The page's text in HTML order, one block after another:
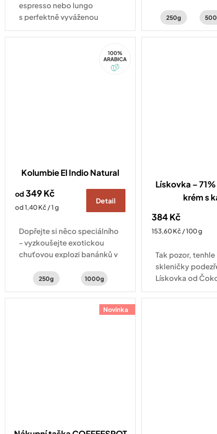
espresso nebo lungo
s perfektně vyváženou
chutí ořechů a čokolády.
Kompatibilní se všemi druhy
jasmínu.
250g
Arabica
Kolumbie El Indio Natural
od 349 Kč
Měrná
od 1,40 Kč / 1 g
Detail
Dopřejte si něco speciálního
- vyzkoušejte exotickou
chuťovou explozi banánků v
pomeranče a kakaa
250g 1000g
Lískovka –
krém s
384 Kč
Měrná
153,60 Kč / 100 g
Tak pozor, tenhle
skleničky
Lískovka od
JANEK obsahuje
vybraných
Novinka